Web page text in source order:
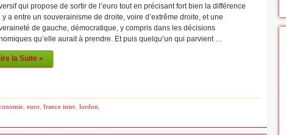
qui propose de sortir de l’euro tout en précisant fort bien la différence
y a entre un souverainisme de droite, voire d’extrême droite, et une
de gauche, démocratique, y compris dans les décisions
qu’elle aurait à prendre. Et puis quelqu’un qui parvient …
la Suite »
euro france inter lordon